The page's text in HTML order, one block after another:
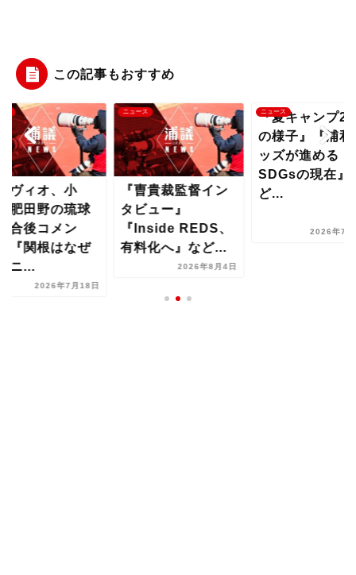
この記事もおすすめ
ヴィオ、小
肥田野の琉球
合後コメン
『関根はなぜ
ニ...
2026年7月18日
ニュース
『曺貴裁監督イン
タビュー』
『Inside REDS、
有料化へ』など...
2026年8月4日
ニュース
『夏キャンプ2
の様子』『浦和
ッズが進める
SDGsの現在』
ど...
2026年7